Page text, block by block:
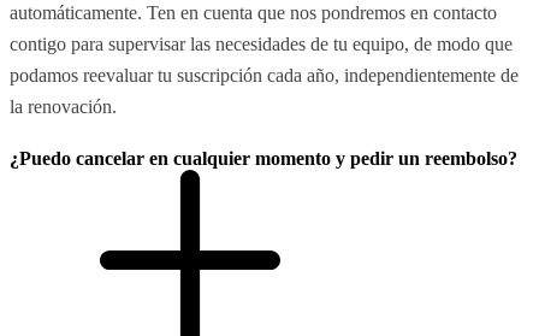
automáticamente. Ten en cuenta que nos pondremos en contacto
contigo para supervisar las necesidades de tu equipo, de modo que
podamos reevaluar tu suscripción cada año, independientemente de
la renovación.
¿Puedo cancelar en cualquier momento y pedir un reembolso?